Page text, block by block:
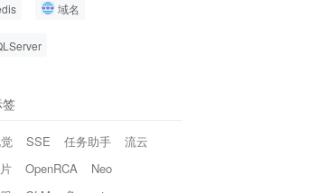
域名
SSE 任务助手
流云
OpenRCA
Neo